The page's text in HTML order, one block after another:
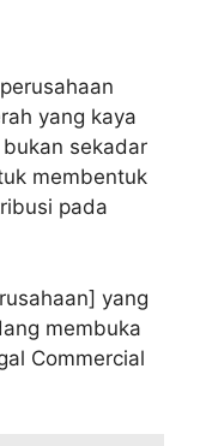
yang kaya
sekadar
membentuk
pada
yang
membuka
Commercial